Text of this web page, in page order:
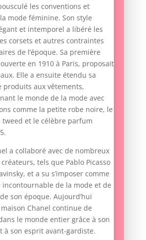
les conventions et
mode féminine. Son style
et intemporel a libéré les
corsets et autres contraintes
de l’époque. Sa première
en 1910 à Paris, proposait
Elle a ensuite étendu sa
produits aux vêtements,
le monde de la mode avec
comme la petite robe noire, le
et le célèbre parfum
a collaboré avec de nombreux
tels que Pablo Picasso
et a su s’imposer comme
incontournable de la mode et de
son époque. Aujourd’hui
Chanel continue de
le monde entier grâce à son
à son esprit avant-gardiste.